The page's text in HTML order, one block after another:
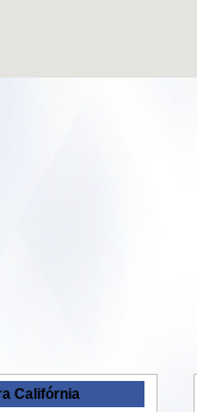
Califórnia